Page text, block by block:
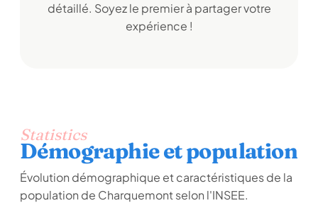
détaillé. Soyez le premier à partager votre
expérience !
Statistics
Démographie et population
Évolution démographique et caractéristiques de la
population de Charquemont selon l'INSEE.